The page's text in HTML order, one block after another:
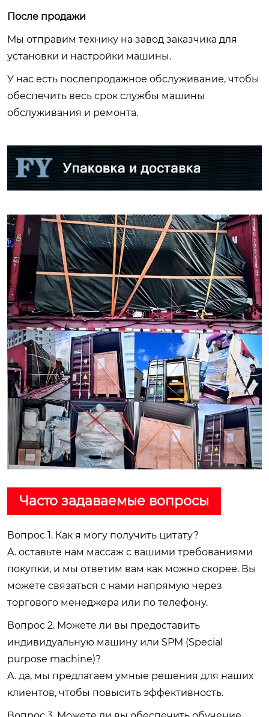
После продажи
Мы отправим технику на завод заказчика для
установки и настройки машины.
У нас есть послепродажное обслуживание, чтобы
обеспечить весь срок службы машины
обслуживания и ремонта.
Часто задаваемые вопросы
Вопрос 1. Как я могу получить цитату?
A. оставьте нам массаж с вашими требованиями
покупки, и мы ответим вам как можно скорее. Вы
можете связаться с нами напрямую через
торгового менеджера или по телефону.
Вопрос 2. Можете ли вы предоставить
индивидуальную машину или SPM (Special
purpose machine)?
A. да, мы предлагаем умные решения для наших
клиентов, чтобы повысить эффективность.